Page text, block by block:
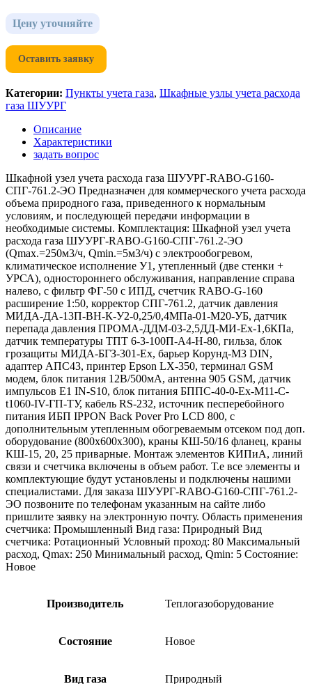
Цену уточняйте
Оставить заявку
Категории: Пункты учета газа, Шкафные узлы учета расхода
газа ШУУРГ
Описание
Характеристики
задать вопрос
Шкафной узел учета расхода газа ШУУРГ-RABO-G160-
СПГ-761.2-ЭО Предназначен для коммерческого учета расхода
объема природного газа, приведенного к нормальным
условиям, и последующей передачи информации в
необходимые системы. Комплектация: Шкафной узел учета
расхода газа ШУУРГ-RABO-G160-СПГ-761.2-ЭО
(Qmax.=250м3/ч, Qmin.=5м3/ч) с электрообогревом,
климатическое исполнение У1, утепленный (две стенки +
УРСА), одностороннего обслуживания, направление справа
налево, с фильтр ФГ-50 с ИПД, счетчик RABO-G-160
расширение 1:50, корректор СПГ-761.2, датчик давления
МИДА-ДА-13П-ВН-К-У2-0,25/0,4МПа-01-М20-УБ, датчик
перепада давления ПРОМА-ДДМ-03-2,5ДД-МИ-Ех-1,6КПа,
датчик температуры ТПТ 6-3-100П-А4-Н-80, гильза, блок
грозащиты МИДА-БГЗ-301-Ех, барьер Корунд-М3 DIN,
адаптер АПС43, принтер Epson LX-350, терминал GSM
модем, блок питания 12В/500мА, антенна 905 GSM, датчик
импульсов Е1 IN-S10, блок питания БППС-40-0-Ех-М11-С-
t1060-IV-ГП-ТУ, кабель RS-232, источник песперебойного
питания ИБП IPPON Back Pover Pro LCD 800, с
дополнительным утепленным обогреваемым отсеком под доп.
оборудование (800х600х300), краны КШ-50/16 фланец, краны
КШ-15, 20, 25 приварные. Монтаж элементов КИПиА, линий
связи и счетчика включены в объем работ. Т.е все элементы и
комплектующие будут установлены и подключены нашими
специалистами. Для заказа ШУУРГ-RABO-G160-СПГ-761.2-
ЭО позвоните по телефонам указанным на сайте либо
пришлите заявку на электронную почту. Область применения
счетчика: Промышленный Вид газа: Природный Вид
счетчика: Ротационный Условный проход: 80 Максимальный
расход, Qmax: 250 Минимальный расход, Qmin: 5 Состояние:
Новое
Производитель Теплогазоборудование
Состояние Новое
Вид газа Природный